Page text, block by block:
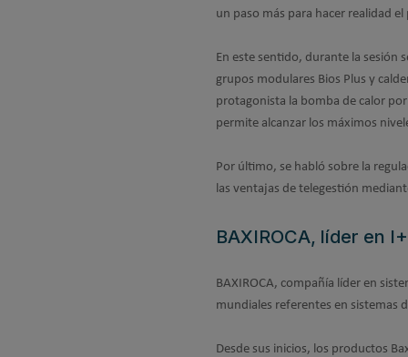
un paso más para hacer realidad
En este sentido, durante la sesión
grupos modulares Bios Plus y
protagonista la bomba de calor
permite alcanzar los máximos
Por último, se habló sobre la
las ventajas de telegestión
BAXIROCA, líder en
BAXIROCA, compañía líder en
mundiales referentes en sistemas
Desde sus inicios, los productos